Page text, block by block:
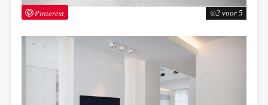
2 voor 5
Pinterest